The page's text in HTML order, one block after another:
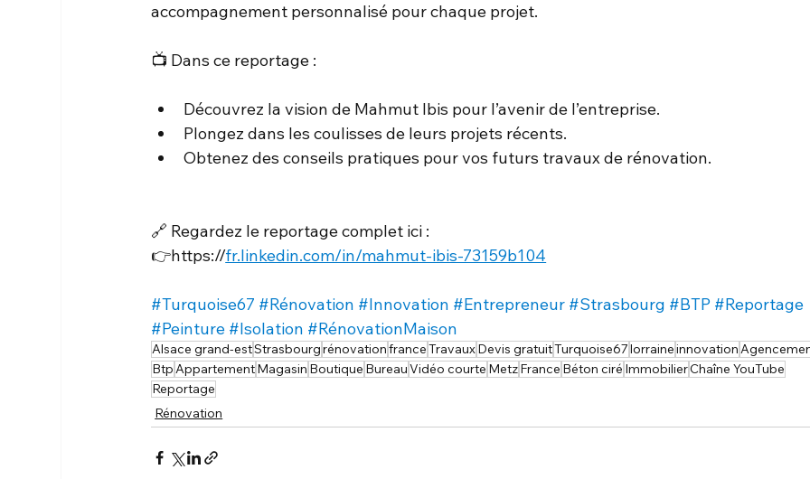
accompagnement personnalisé pour chaque projet.
📺 Dans ce reportage :
Découvrez la vision de Mahmut Ibis pour l’avenir de l’entreprise.
Plongez dans les coulisses de leurs projets récents.
Obtenez des conseils pratiques pour vos futurs travaux de rénovation.
🔗 Regardez le reportage complet ici :
👉https://fr.linkedin.com/in/mahmut-ibis-73159b104
#Turquoise67 #Rénovation #Innovation #Entrepreneur #Strasbourg #BTP #Reportage
#Peinture #Isolation #RénovationMaison
Alsace grand-estStrasbourgrénovationfranceTravauxDevis gratuitTurquoise67lorraineinnovation
BtpAppartementMagasin Boutique BureauVidéo courte MetzFrance Béton ciré ImmobilierChaîne YouTube
Reportage
Rénovation